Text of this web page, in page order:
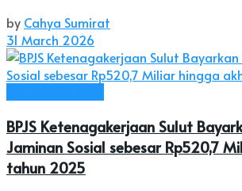
by Cahya Sumirat
31 March 2026
BPJS Ketenagakerjaan Sulut
Jaminan Sosial sebesar Rp520,7
tahun 2025